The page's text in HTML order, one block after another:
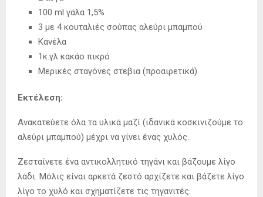
100 ml γάλα 1,5%
3 με 4 κουταλιές σούπας αλεύρι μπαμπού
Κανέλα
1κ.γλ κακάο πικρό
Μερικές σταγόνες στεβια (προαιρετικά)
Εκτέλεση:
Ανακατεύετε όλα τα υλικά μαζί (ιδανικά κοσκινιζούμε το
αλεύρι μπαμπού) μέχρι να γίνει ένας χυλός.
Ζεσταίνετε ένα αντικολλητικό τηγάνι και βάζουμε λίγο
λάδι. Μόλις είναι αρκετά ζεστό αρχίζετε και βάζετε λίγο
λίγο το χυλό και σχηματίζετε τις τηγανιτές.